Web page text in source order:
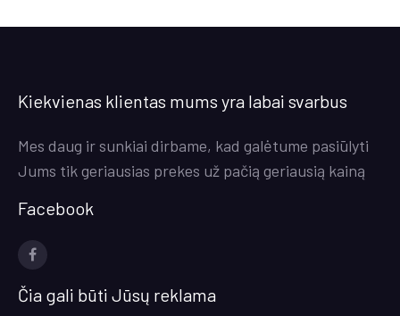
Kiekvienas klientas mums yra labai svarbus
Mes daug ir sunkiai dirbame, kad galėtume pasiūlyti
Jums tik geriausias prekes už pačią geriausią kainą
Facebook
Čia gali būti Jūsų reklama